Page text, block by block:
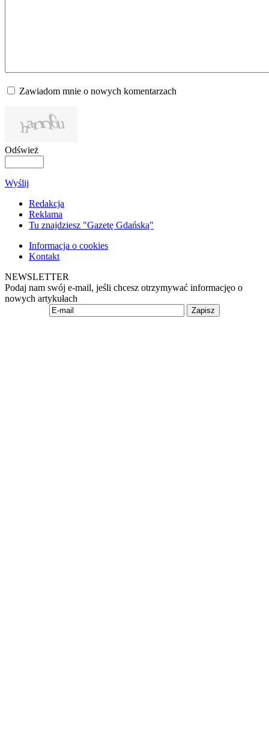
Zawiadom mnie o nowych komentarzach
Odśwież
Wyślij
Redakcja
Reklama
Tu znajdziesz "Gazetę Gdańską"
Informacja o cookies
Kontakt
NEWSLETTER
Podaj nam swój e-mail, jeśli chcesz otrzymywać informacjęo o
nowych artykułach
Zapisz